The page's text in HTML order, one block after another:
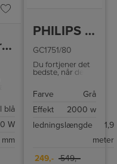
Smeg brødrister
blå
W
mm
PHILIPS DAMPSTRYGEJERN
GC1751/80
Du fortjener det
bedste, når det
tøj. Med dette
på 2000 W kan
resultater hver
Farve
Grå
Effekt
2000 w
ledningslængde
1,9
meter
249,-
549,-